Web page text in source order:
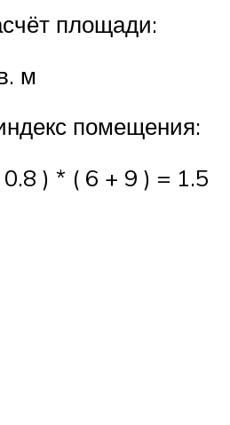
площади:
м
помещения:
) * ( 6 + 9 ) = 1.5